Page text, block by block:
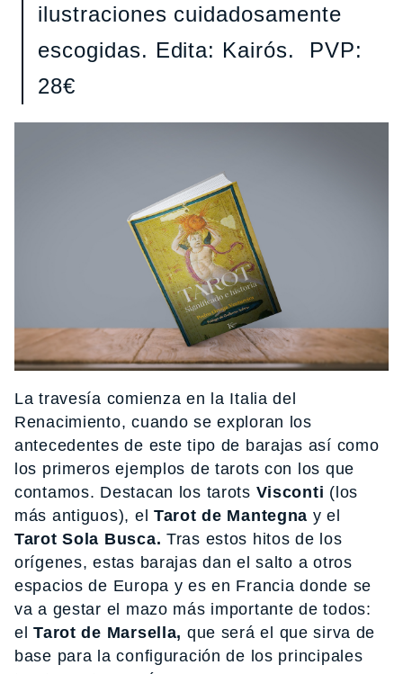
ilustraciones cuidadosamente
escogidas. Edita: Kairós. PVP:
28€
La travesía comienza en la Italia del
Renacimiento, cuando se exploran los
antecedentes de este tipo de barajas así como
los primeros ejemplos de tarots con los que
contamos. Destacan los tarots Visconti (los
más antiguos), el Tarot de Mantegna y el
Tarot Sola Busca. Tras estos hitos de los
orígenes, estas barajas dan el salto a otros
espacios de Europa y es en Francia donde se
va a gestar el mazo más importante de todos:
elTarot de Marsella, que será el que sirva de
base para la configuración de los principales